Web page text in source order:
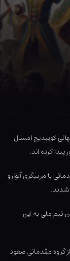
کوییدیچ امسال
کرده اند.
با مربیگری آلوارو
شدند.
تیم ملی به این
گروه مقدماتی صعود